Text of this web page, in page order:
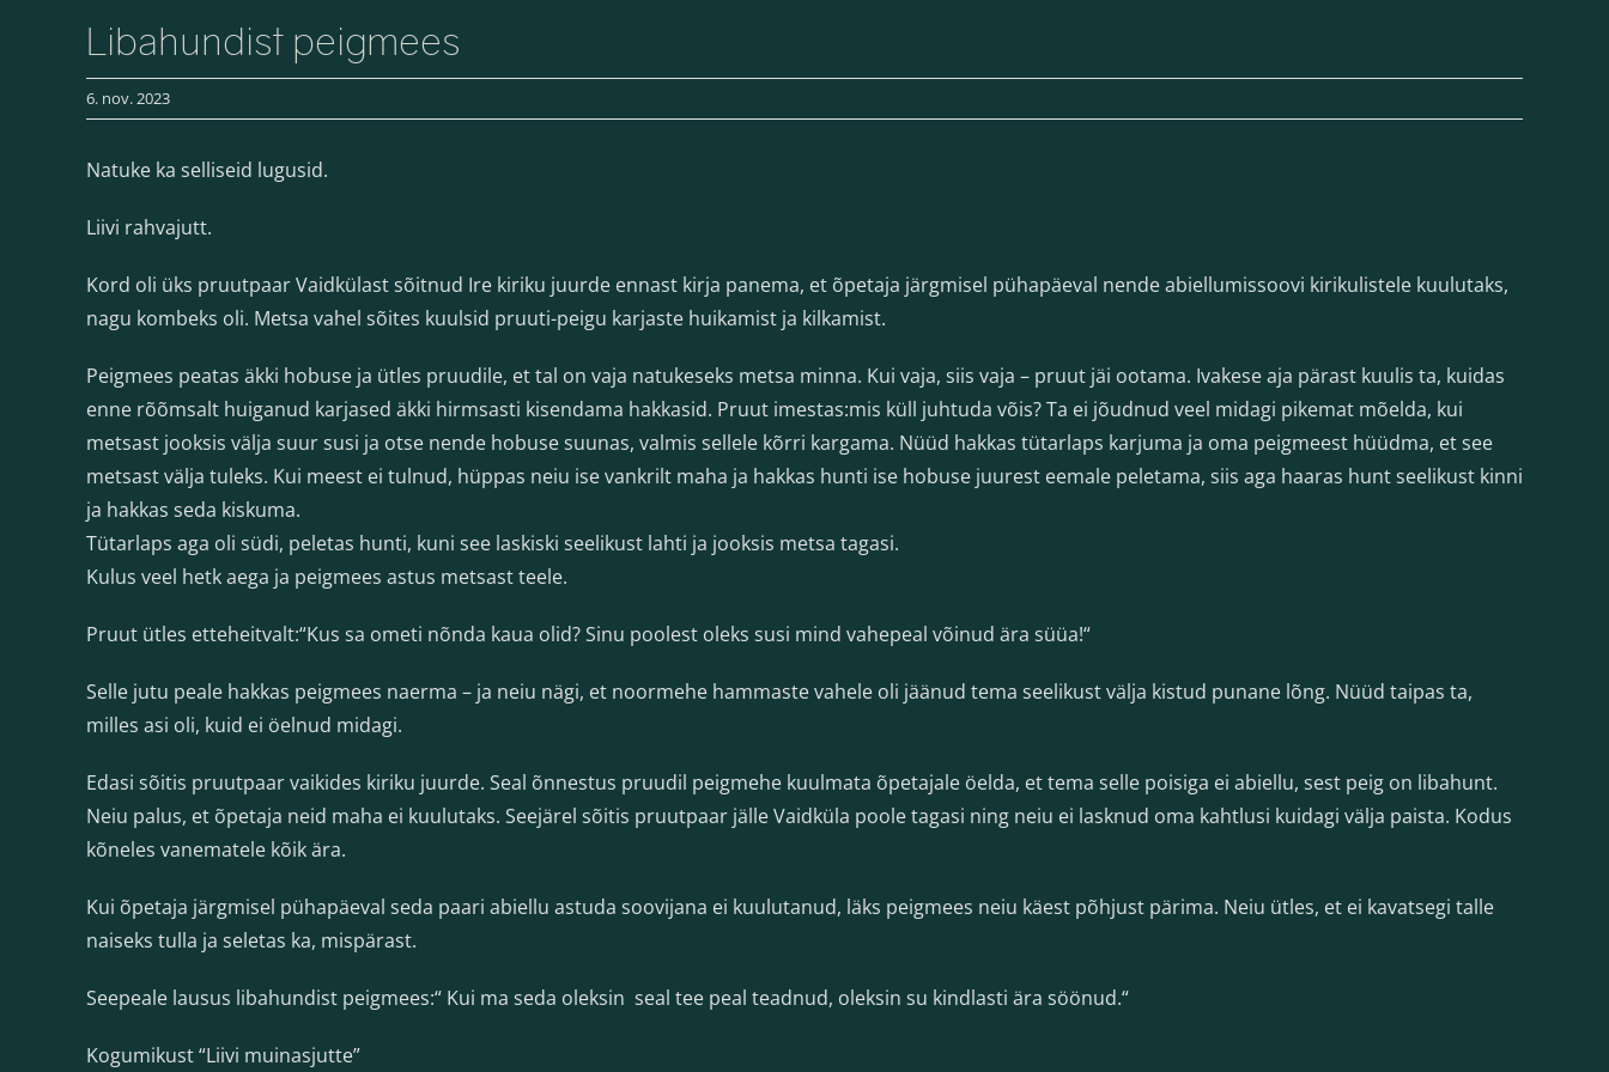
Libahundist peigmees
6. nov. 2023
Natuke ka selliseid lugusid.
Liivi rahvajutt.
Kord oli üks pruutpaar Vaidkülast sõitnud Ire kiriku juurde ennast kirja panema, et õpetaja järgmisel pühapäeval nende abiellumissoovi kirikulistele kuulutaks,
nagu kombeks oli. Metsa vahel sõites kuulsid pruuti-peigu karjaste huikamist ja kilkamist.
Peigmees peatas äkki hobuse ja ütles pruudile, et tal on vaja natukeseks metsa minna. Kui vaja, siis vaja – pruut jäi ootama. Ivakese aja pärast kuulis ta, kuidas
enne rõõmsalt huiganud karjased äkki hirmsasti kisendama hakkasid. Pruut imestas:mis küll juhtuda võis? Ta ei jõudnud veel midagi pikemat mõelda, kui
metsast jooksis välja suur susi ja otse nende hobuse suunas, valmis sellele kõrri kargama. Nüüd hakkas tütarlaps karjuma ja oma peigmeest hüüdma, et see
metsast välja tuleks. Kui meest ei tulnud, hüppas neiu ise vankrilt maha ja hakkas hunti ise hobuse juurest eemale peletama, siis aga haaras hunt seelikust kinni
ja hakkas seda kiskuma.
Tütarlaps aga oli südi, peletas hunti, kuni see laskiski seelikust lahti ja jooksis metsa tagasi.
Kulus veel hetk aega ja peigmees astus metsast teele.
Pruut ütles etteheitvalt:“Kus sa ometi nõnda kaua olid? Sinu poolest oleks susi mind vahepeal võinud ära süüa!“
Selle jutu peale hakkas peigmees naerma – ja neiu nägi, et noormehe hammaste vahele oli jäänud tema seelikust välja kistud punane lõng. Nüüd taipas ta,
milles asi oli, kuid ei öelnud midagi.
Edasi sõitis pruutpaar vaikides kiriku juurde. Seal õnnestus pruudil peigmehe kuulmata õpetajale öelda, et tema selle poisiga ei abiellu, sest peig on libahunt.
Neiu palus, et õpetaja neid maha ei kuulutaks. Seejärel sõitis pruutpaar jälle Vaidküla poole tagasi ning neiu ei lasknud oma kahtlusi kuidagi välja paista. Kodus
kõneles vanematele kõik ära.
Kui õpetaja järgmisel pühapäeval seda paari abiellu astuda soovijana ei kuulutanud, läks peigmees neiu käest põhjust pärima. Neiu ütles, et ei kavatsegi talle
naiseks tulla ja seletas ka, mispärast.
Seepeale lausus libahundist peigmees:“ Kui ma seda oleksin seal tee peal teadnud, oleksin su kindlasti ära söönud.“
Kogumikust “Liivi muinasjutte”